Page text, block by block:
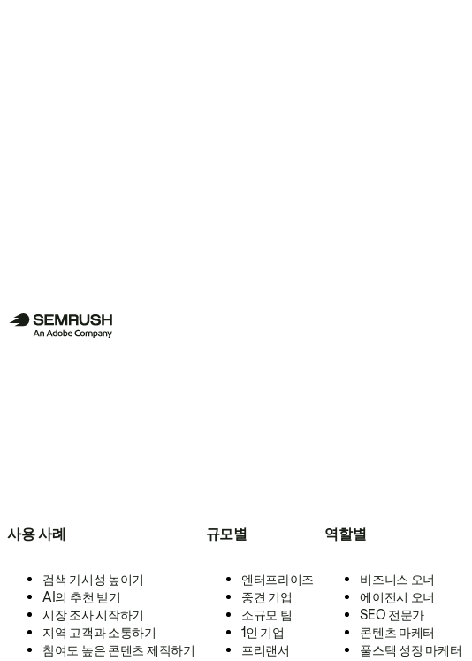
사용 사례
검색 가시성 높이기
AI의 추천 받기
시장 조사 시작하기
지역 고객과 소통하기
참여도 높은 콘텐츠 제작하기
규모별
엔터프라이즈
중견 기업
소규모 팀
1인 기업
프리랜서
역할별
비즈니스 오너
에이전시 오너
SEO 전문가
콘텐츠 마케터
풀스택 성장 마케터